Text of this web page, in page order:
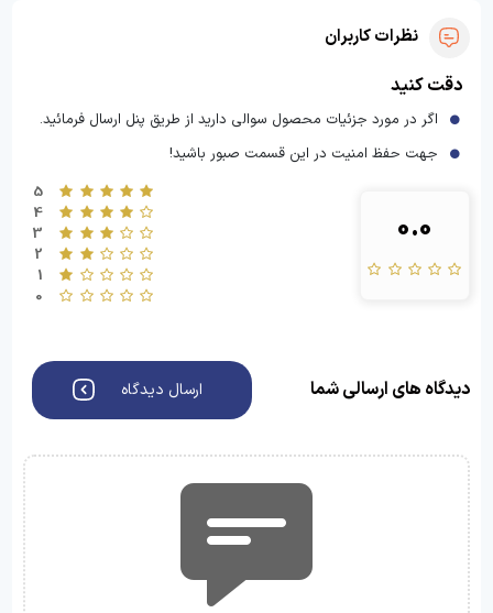
نظرات کاربران
دقت کنید
اگر در مورد جزئیات محصول سوالی دارید از طریق پنل ارسال فرمائید.
جهت حفظ امنیت در این قسمت صبور باشید!
0.0
5
4
3
2
1
0
دیدگاه های ارسالی شما ارسال دیدگاه